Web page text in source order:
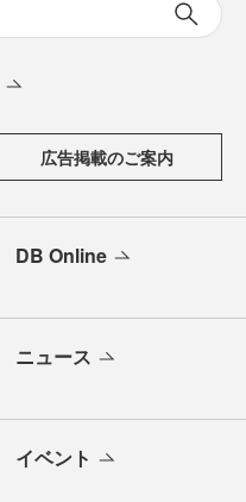
広告掲載のご案内
DB Online
ニュース
イベント